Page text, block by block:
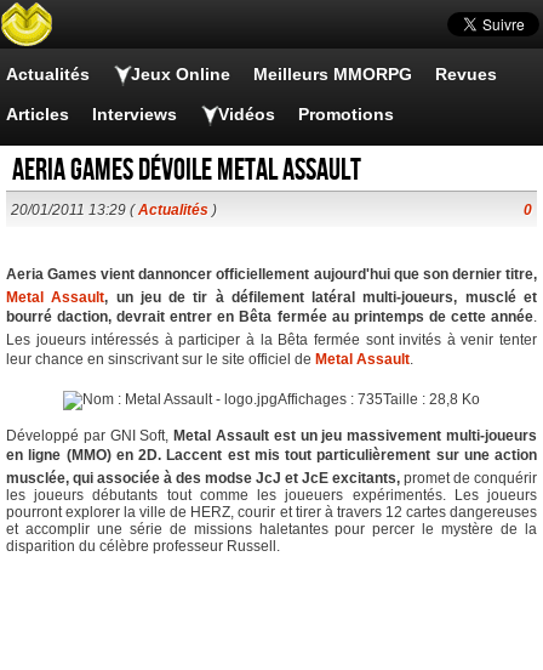
Actualités Jeux Online Meilleurs MMORPG Revues
Articles Interviews Vidéos Promotions
Aeria Games dévoile Metal Assault
20/01/2011 13:29 (Actualités ) 0
Aeria Games vient dannoncer officiellement aujourd'hui que son dernier titre,
Metal Assault, un jeu de tir à défilement latéral multi-joueurs, musclé et
bourré daction, devrait entrer en Bêta fermée au printemps de cette année.
Les joueurs intéressés à participer à la Bêta fermée sont invités à venir tenter
leur chance en sinscrivant sur le site officiel de Metal Assault.
Développé par GNI Soft, Metal Assault est un jeu massivement multi-joueurs
en ligne (MMO) en 2D. Laccent est mis tout particulièrement sur une action
musclée, qui associée à des modse JcJ et JcE excitants, promet de conquérir
les joueurs débutants tout comme les joueuers expérimentés. Les joueurs
pourront explorer la ville de HERZ, courir et tirer à travers 12 cartes dangereuses
et accomplir une série de missions haletantes pour percer le mystère de la
disparition du célèbre professeur Russell.